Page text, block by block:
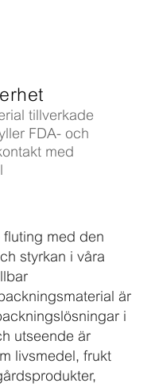
tillverkade
FDA- och
med
fluting med den
styrkan i våra
är
i
utseende är
livsmedel, frukt